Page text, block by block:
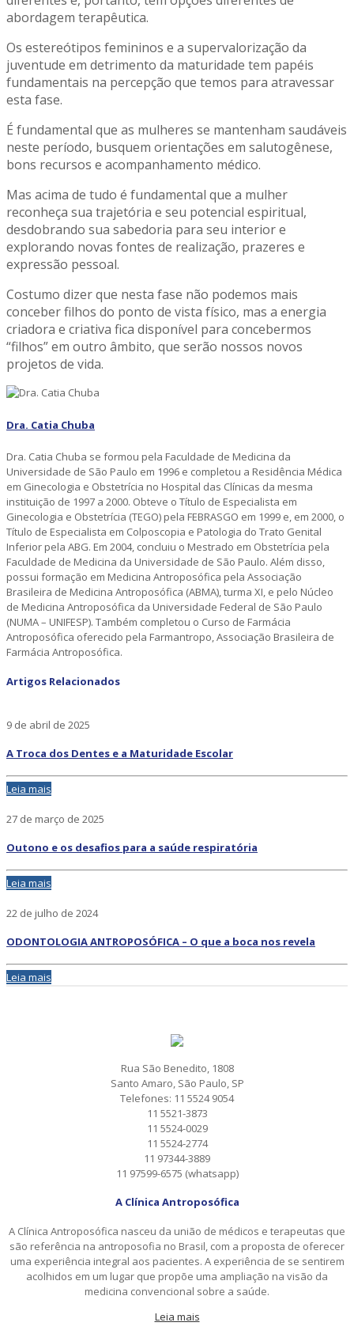
abordagem terapêutica.
Os estereótipos femininos e a supervalorização da
juventude em detrimento da maturidade tem papéis
fundamentais na percepção que temos para atravessar
esta fase.
É fundamental que as mulheres se mantenham saudáveis
neste período, busquem orientações em salutogênese,
bons recursos e acompanhamento médico.
Mas acima de tudo é fundamental que a mulher
reconheça sua trajetória e seu potencial espiritual,
desdobrando sua sabedoria para seu interior e
explorando novas fontes de realização, prazeres e
expressão pessoal.
Costumo dizer que nesta fase não podemos mais
conceber filhos do ponto de vista físico, mas a energia
criadora e criativa fica disponível para concebermos
“filhos” em outro âmbito, que serão nossos novos
projetos de vida.
Dra. Catia Chuba
Dra. Catia Chuba se formou pela Faculdade de Medicina da
Universidade de São Paulo em 1996 e completou a Residência Médica
em Ginecologia e Obstetrícia no Hospital das Clínicas da mesma
instituição de 1997 a 2000. Obteve o Título de Especialista em
Ginecologia e Obstetrícia (TEGO) pela FEBRASGO em 1999 e, em 2000, o
Título de Especialista em Colposcopia e Patologia do Trato Genital
Inferior pela ABG. Em 2004, concluiu o Mestrado em Obstetrícia pela
Faculdade de Medicina da Universidade de São Paulo. Além disso,
possui formação em Medicina Antroposófica pela Associação
Brasileira de Medicina Antroposófica (ABMA), turma XI, e pelo Núcleo
de Medicina Antroposófica da Universidade Federal de São Paulo
(NUMA – UNIFESP). Também completou o Curso de Farmácia
Antroposófica oferecido pela Farmantropo, Associação Brasileira de
Farmácia Antroposófica.
Artigos Relacionados
9 de abril de 2025
A Troca dos Dentes e a Maturidade Escolar
Leia mais
27 de março de 2025
Outono e os desafios para a saúde respiratória
Leia mais
22 de julho de 2024
ODONTOLOGIA ANTROPOSÓFICA – O que a boca nos revela
Leia mais
Rua São Benedito, 1808
Santo Amaro, São Paulo, SP
Telefones: 11 5524 9054
11 5521-3873
11 5524-0029
11 5524-2774
11 97344-3889
11 97599-6575 (whatsapp)
A Clínica Antroposófica
A Clínica Antroposófica nasceu da união de médicos e terapeutas que
são referência na antroposofia no Brasil, com a proposta de oferecer
uma experiência integral aos pacientes. A experiência de se sentirem
acolhidos em um lugar que propõe uma ampliação na visão da
medicina convencional sobre a saúde.
Leia mais